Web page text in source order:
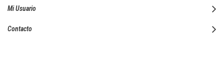
Mi Usuario
Contacto